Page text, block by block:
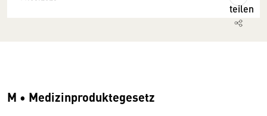
teilen
M • Medizinproduktegesetz